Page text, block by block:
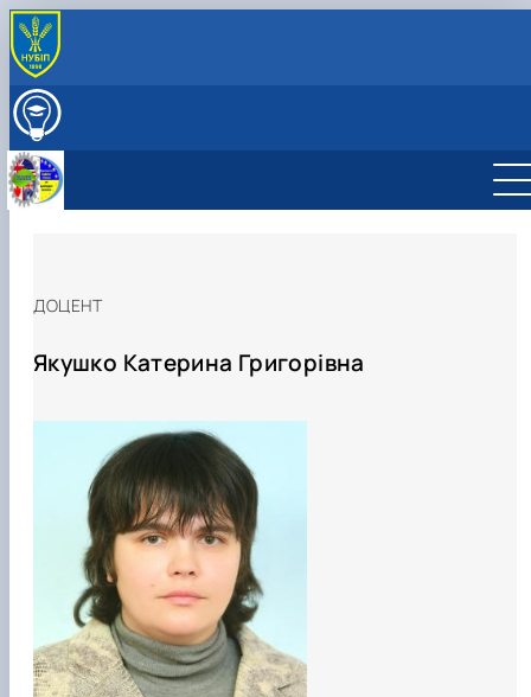
ПРО КАФЕДРУ
Профорієнтаційна робота кафедри
ОСВІТНІЙ ПРОЦЕС
НАУКОВА РОБОТА
Якушко Катерина Григорівна
ДОЦЕНТ